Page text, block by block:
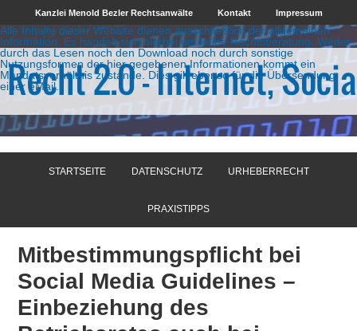
Kanzlei Menold Bezler Rechtsanwälte Kontakt Impressum
Alle Inhalte dieser Website dienen ausschließlich der allgemeinen
Information. Es handelt sich hierbei um keine Rechtsberatung. Weder
durch das Lesen noch den Download noch durch sonstige
Nutzungsformen der hier gegebenen Informationen kommt ein
Mandatsverhältnis zustande. Dies gilt ebenso für die Übersendung
einer eMail.
STARTSEITE DATENSCHUTZ URHEBERRECHT
PRAXISTIPPS
Mitbestimmungspflicht bei
Social Media Guidelines –
Einbeziehung des